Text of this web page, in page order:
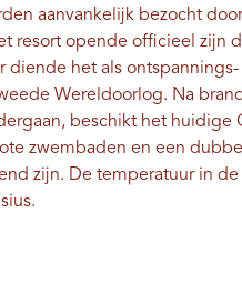
aanvankelijk bezocht
resort opende officieel zijn
diende het als ontspannings-
Wereldoorlog. Na
beschikt het huidige
zwembaden en een
zijn. De temperatuur in